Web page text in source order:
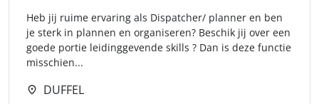
Heb jij ruime ervaring als Dispatcher/ planner en ben
je sterk in plannen en organiseren? Beschik jij over een
goede portie leidinggevende skills ? Dan is deze functie
misschien...
DUFFEL